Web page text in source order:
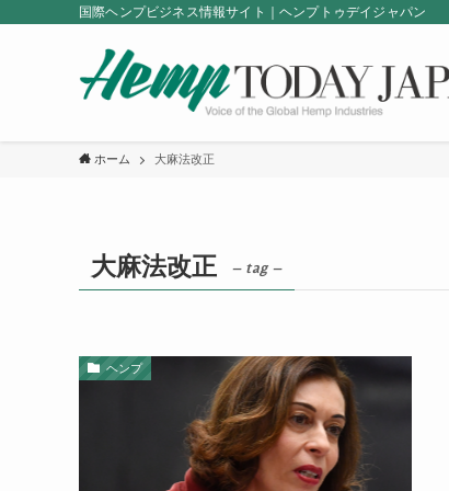
国際ヘンプビジネス情報サイト｜ヘンプトゥデイジャパン
ホーム 大麻法改正
大麻法改正 – tag –
ヘンプ